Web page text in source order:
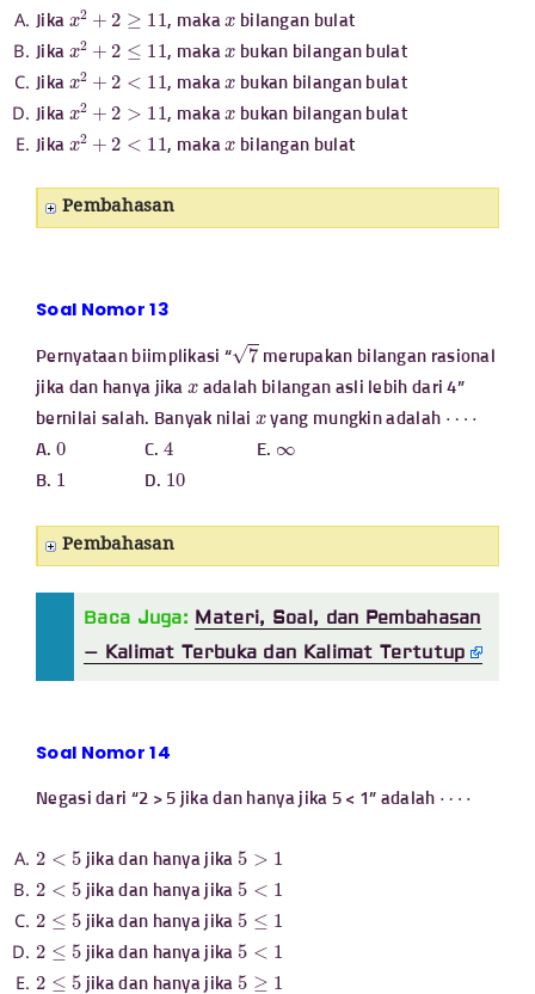
Jika 2 + 2≥ 11 , maka
bilangan bulat
Jika
2 + 2≤ 11 , maka
bukan bilangan bulat
Jika
2 + 2< 11 , maka
bukan bilangan bulat
Jika
2 + 2>11 , maka
bukan bilangan bulat
Jika
2 + 2< 11 , maka bilangan bulat
Pembahasan
Soal Nomor 13
Pernyataan biimplikasi “ 7
merupakan bilangan rasional
jika dan hanya jika
adalah bilangan asli lebih dari 4”
bernilai salah. Banyak nilai
yang mungkin adalah
A. 0 C. 4 E.
B. 1 D. 10
Pembahasan
Baca Juga: Materi, Soal, dan Pembahasan
– Kalimat Terbuka dan Kalimat Tertutup
Soal Nomor 14
Negasi dari “2 > 5 jika dan hanya jika 5 < 1” adalah
2 5 jika dan hanya jika 5 >
2
5 jika dan hanya jika 5
1
2
≤5 jika dan hanya jika 5 ≤1
2
≤5 jika dan hanya jika 5
1
2
≤5 jika dan hanya jika 5 ≥1